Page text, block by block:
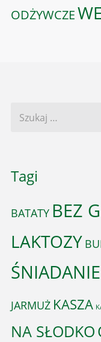
ODŻYWCZE
Tagi
BATATY BEZ
LAKTOZY
ŚNIADANIE
JARMUŻ KASZA
NA SŁODKO